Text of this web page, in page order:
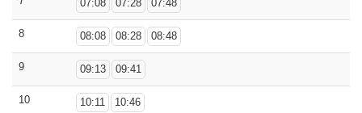
07:08 07:28 07:48
8 08:08 08:28 08:48
9 09:13 09:41
10 10:11 10:46